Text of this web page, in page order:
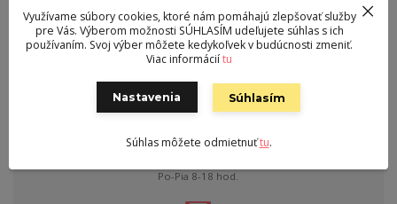
Výška sedu
48 cm
Kontakt
Milan Filo s.r.o. Liptovský Ján, Na ostrove 57/15
Po-Pia 8-18 hod.
Využívame súbory cookies, ktoré nám pomáhajú zlepšovať služby
pre Vás. Výberom možnosti SÚHLASÍM udeľujete súhlas s ich
používaním. Svoj výber môžete kedykoľvek v budúcnosti zmeniť.
Viac informáciítu
Nastavenia Súhlasím
Súhlas môžete odmietnuťtu.